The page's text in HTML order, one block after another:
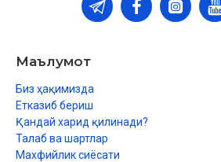
Маълумот
Биз ҳақимизда
Етказиб бериш
Қандай харид қилинади?
Талаб ва шартлар
Махфийлик сиёсати